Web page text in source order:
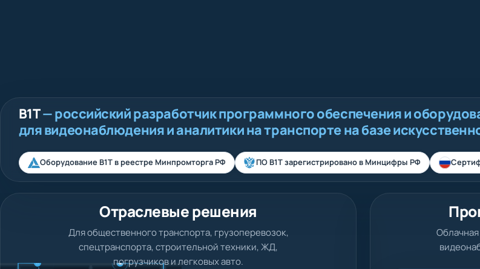
В1Т— российский разработчик программного обеспечения и
для видеонаблюдения и аналитики на транспорте на базе
Оборудование В1Т в реестре Минпромторга РФ ПО В1Т зарегистрировано в Минцифры РФ
Отраслевые решения
Для общественного транспорта, грузоперевозок,
спецтранспорта, строительной техники, ЖД,
погрузчиков и легковых авто.